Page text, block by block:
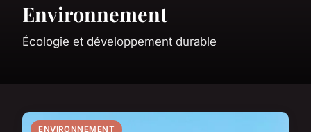
Environnement
Écologie et développement durable
ENVIRONNEMENT